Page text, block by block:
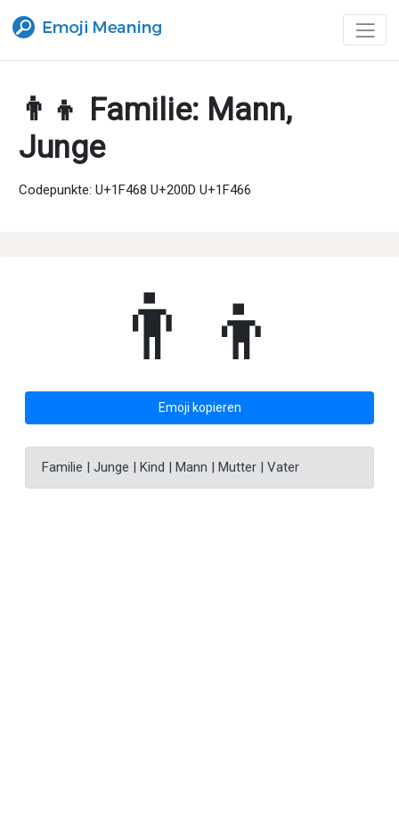
👨‍👦 Familie: Mann,
Junge
Codepunkte: U+1F468 U+200D U+1F466
👨‍👦
Emoji kopieren
Familie | Junge | Kind | Mann | Mutter | Vater